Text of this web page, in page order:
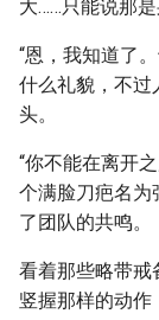
大……只能说那
“恩，我知道了
什么礼貌，不过
头。
“你不能在离开
个满脸刀疤名为
了团队的共鸣。
看着那些略带戒
竖握那样的动作